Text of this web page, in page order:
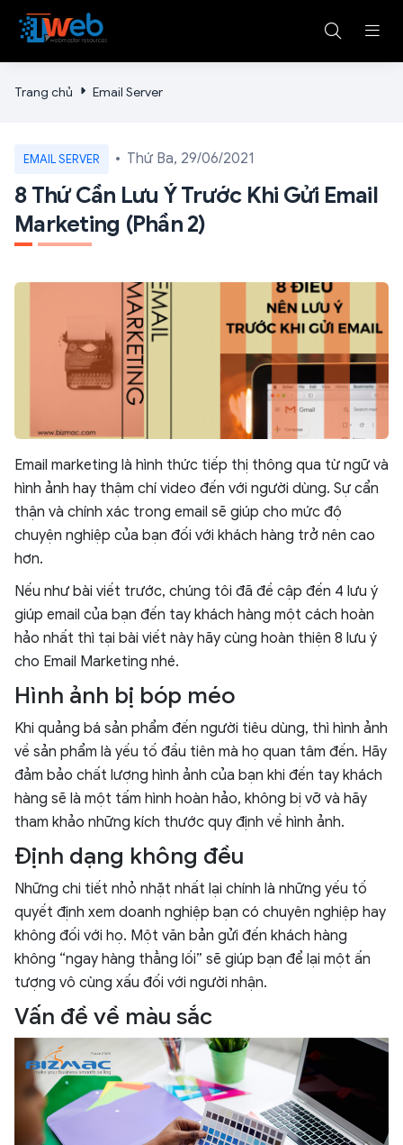
Trang chủ Email Server
EMAIL SERVER Thứ Ba, 29/06/2021
8 Thứ Cần Lưu Ý Trước Khi Gửi Email
Marketing (Phần 2)
Email marketing là hình thức tiếp thị thông qua từ ngữ và
hình ảnh hay thậm chí video đến với người dùng. Sự cẩn
thận và chính xác trong email sẽ giúp cho mức độ
chuyện nghiệp của bạn đối với khách hàng trở nên cao
hơn.
Nếu như bài viết trước, chúng tôi đã đề cập đến 4 lưu ý
giúp email của bạn đến tay khách hàng một cách hoàn
hảo nhất thì tại bài viết này hãy cùng hoàn thiện 8 lưu ý
cho Email Marketing nhé.
Hình ảnh bị bóp méo
Khi quảng bá sản phẩm đến người tiêu dùng, thì hình ảnh
về sản phẩm là yếu tố đầu tiên mà họ quan tâm đến. Hãy
đảm bảo chất lượng hình ảnh của bạn khi đến tay khách
hàng sẽ là một tấm hình hoàn hảo, không bị vỡ và hãy
tham khảo những kích thước quy định về hình ảnh.
Định dạng không đều
Những chi tiết nhỏ nhặt nhất lại chính là những yếu tố
quyết định xem doanh nghiệp bạn có chuyên nghiệp hay
không đối với họ. Một văn bản gửi đến khách hàng
không “ngay hàng thẳng lối” sẽ giúp bạn để lại một ấn
tượng vô cùng xấu đối với người nhận.
Vấn đề về màu sắc